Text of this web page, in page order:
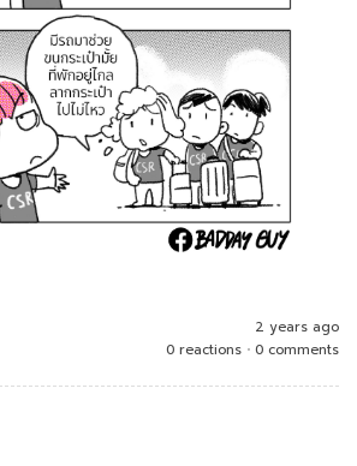
2 years ago
0 reactions • 0 comments